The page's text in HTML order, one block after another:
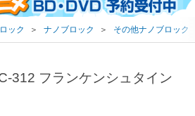
ック ＞ ナノブロック ＞ その他ナノブロック
312 フランケンシュタイン